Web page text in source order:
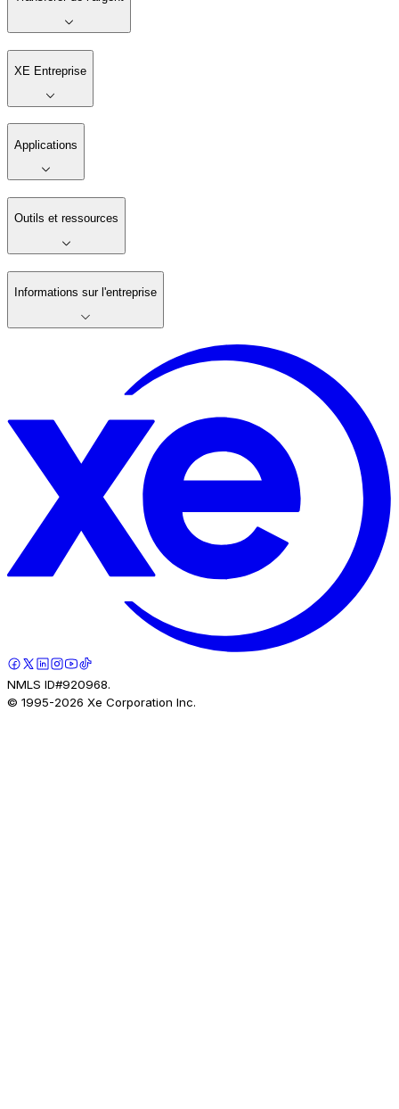
XE Entreprise
Applications
Outils et ressources
Informations sur l'entreprise
NMLS ID#920968.
© 1995-2026 Xe Corporation Inc.